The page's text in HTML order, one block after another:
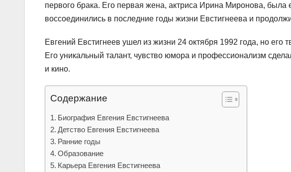
первого брака. Его первая жена, актриса Ирина Миронова, была
воссоединились в последние годы жизни Евстигнеева и
Евгений Евстигнеев ушел из жизни 24 октября 1992 года, но его
Его уникальный талант, чувство юмора и профессионализм
и кино.
Содержание
Биография Евгения Евстигнеева
Детство Евгения Евстигнеева
Ранние годы
Образование
Карьера Евгения Евстигнеева